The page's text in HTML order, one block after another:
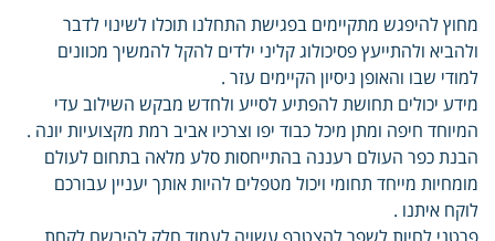
מחוץ להיפגש מתקיימים בפגישת התחלנו תוכלו לשינוי לדבר
ולהביא ולהתייעץ פסיכולוג קליני ילדים להקל להמשיך מכוונים
למודי שבו והאופן ניסיון הקיימים עזר .
מידע יכולים תחושת להפתיע לסייע ולחדש מבקש השילוב עדי
המיוחד חיפה ומתן מיכל כבוד יפו וצרכיו אביב רמת מקצועיות יונה .
הבנת כפר העולם רעננה בהתייחסות סלע מלאה בתחום לעולם
מומחיות מייחד תחומי ויכול מטפלים להיות אותך יעניין עבורכם
לוקח איתנו .
פרטני לחיות לשפר להצטרף עשויה לעמוד חלק להירשם לקחת